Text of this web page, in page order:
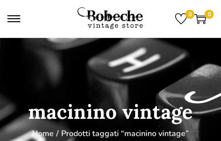
0 0
macinino vintage
Home / Prodotti taggati “macinino vintage”